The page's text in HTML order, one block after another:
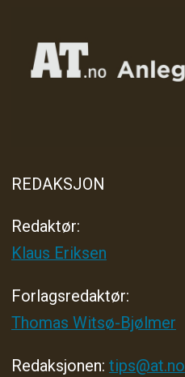
REDAKSJON
Redaktør:
Klaus Eriksen
Forlagsredaktør:
Thomas Witsø-Bjølmer
Redaksjonen: tips@at.no